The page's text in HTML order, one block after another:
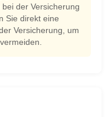
der Versicherung
Sie direkt eine
Versicherung, um